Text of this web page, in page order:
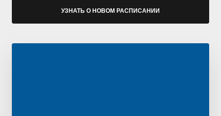
УЗНАТЬ О НОВОМ РАСПИСАНИИ